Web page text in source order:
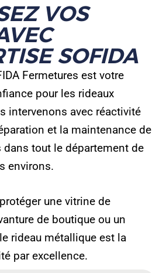
VOS
SOFIDA
Fermetures est votre
pour les rideaux
intervenons avec réactivité
et la maintenance de
tout le département de
environs.
une vitrine de
de boutique ou un
rideau métallique est la
par excellence.